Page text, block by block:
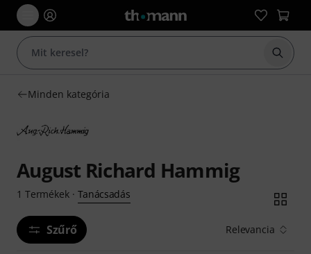
Minden kategória
August Richard Hammig
1 Termékek· Tanácsadás
Szűrő Relevancia